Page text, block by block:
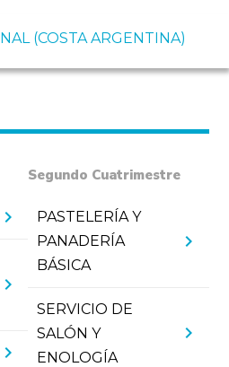
(COSTA ARGENTINA)
chevron_right
chevron_right
chevron_right
Segundo Cuatrimestre
PASTELERÍA Y
PANADERÍA
BÁSICA
chevron_right
SERVICIO DE
SALÓN Y
ENOLOGÍA
chevron_right